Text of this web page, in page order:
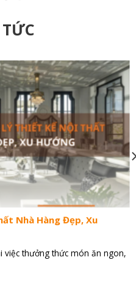
Nhà Hàng Đẹp, Xu
việc thưởng thức món ăn ngon,